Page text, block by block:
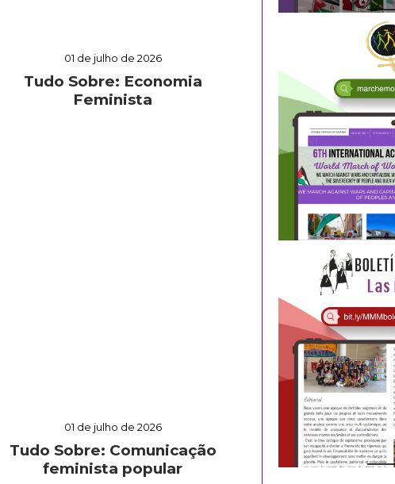
01 de julho de 2026
Tudo Sobre: Economia
Feminista
01 de julho de 2026
Tudo Sobre: Comunicação
feminista popular